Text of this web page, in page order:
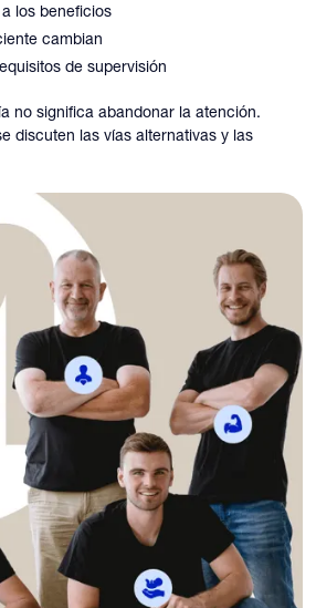
los beneficios
cambian
de supervisión
no significa abandonar la atención.
discuten las vías alternativas y las